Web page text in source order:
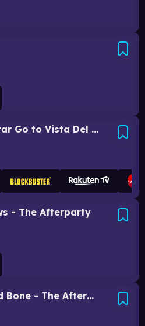
Barb and Star Go to Vista Del Mar
- The Afterparty
Shadow and Bone - The Afterparty